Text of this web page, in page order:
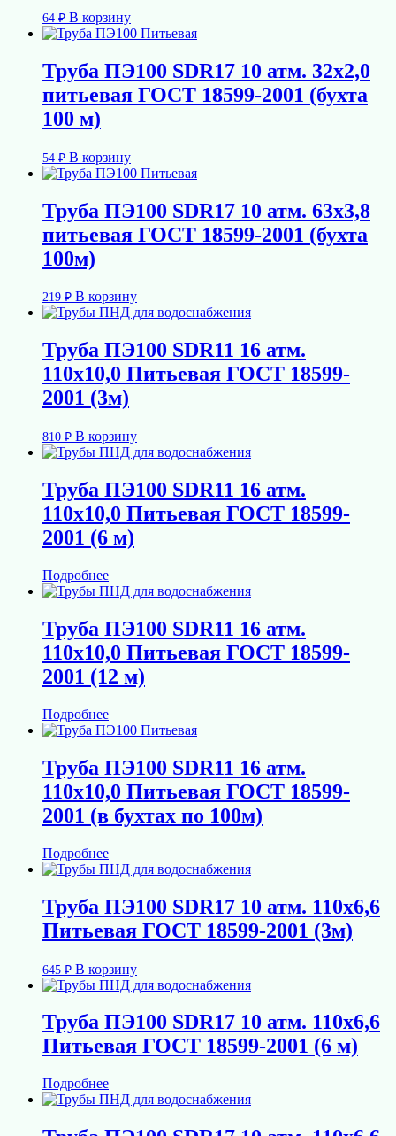
64 ₽ В корзину
Труба ПЭ100 SDR17 10 атм. 32х2,0
питьевая ГОСТ 18599-2001 (бухта
100 м)
54 ₽ В корзину
Труба ПЭ100 SDR17 10 атм. 63х3,8
питьевая ГОСТ 18599-2001 (бухта
100м)
219 ₽ В корзину
Труба ПЭ100 SDR11 16 атм.
110х10,0 Питьевая ГОСТ 18599-
2001 (3м)
810 ₽ В корзину
Труба ПЭ100 SDR11 16 атм.
110х10,0 Питьевая ГОСТ 18599-
2001 (6 м)
Подробнее
Труба ПЭ100 SDR11 16 атм.
110х10,0 Питьевая ГОСТ 18599-
2001 (12 м)
Подробнее
Труба ПЭ100 SDR11 16 атм.
110х10,0 Питьевая ГОСТ 18599-
2001 (в бухтах по 100м)
Подробнее
Труба ПЭ100 SDR17 10 атм. 110х6,6
Питьевая ГОСТ 18599-2001 (3м)
645 ₽ В корзину
Труба ПЭ100 SDR17 10 атм. 110х6,6
Питьевая ГОСТ 18599-2001 (6 м)
Подробнее